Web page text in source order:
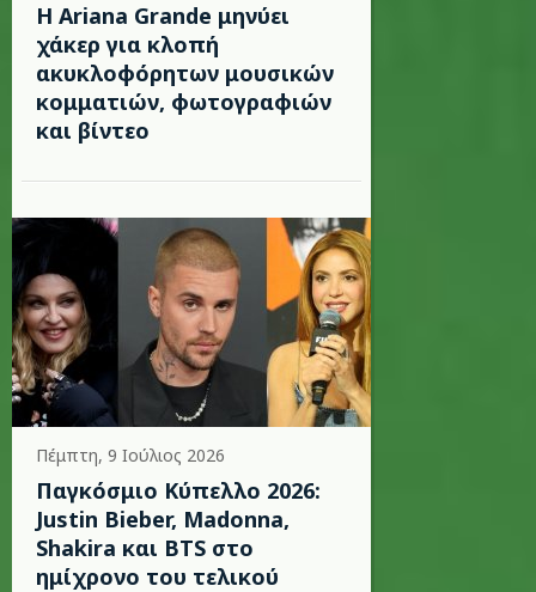
Η Ariana Grande μηνύει
χάκερ για κλοπή
ακυκλοφόρητων μουσικών
κομματιών, φωτογραφιών
και βίντεο
Πέμπτη, 9 Ιούλιος 2026
Παγκόσμιο Κύπελλο 2026:
Justin Bieber, Madonna,
Shakira και BTS στο
ημίχρονο του τελικού